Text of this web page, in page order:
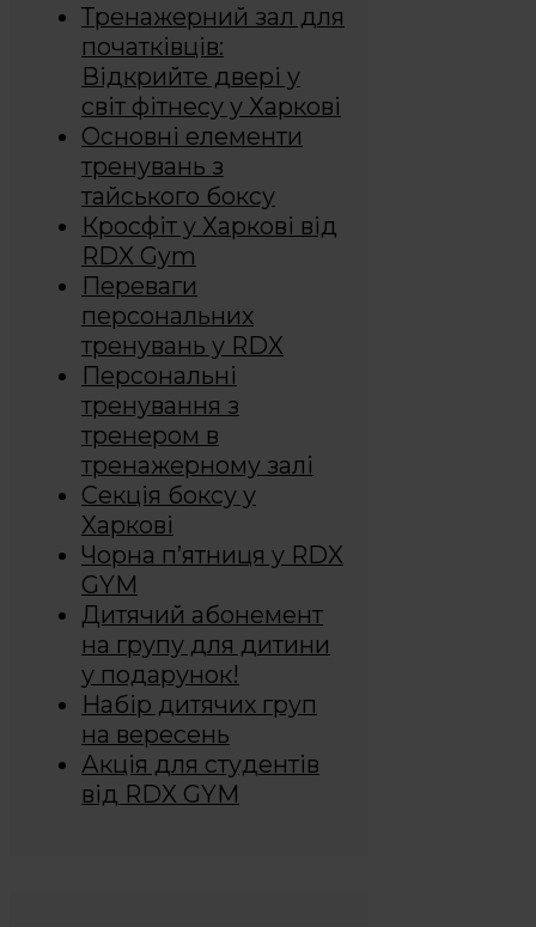
Тренажерний зал для
початківців:
Відкрийте двері у
світ фітнесу у Харкові
Основні елементи
тренувань з
тайського боксу
Кросфіт у Харкові від
RDX Gym
Переваги
персональних
тренувань у RDX
Персональні
тренування з
тренером в
тренажерному залі
Секція боксу у
Харкові
Чорна п’ятниця у RDX
GYM
Дитячий абонемент
на групу для дитини
у подарунок!
Набір дитячих груп
на вересень
Акція для студентів
від RDX GYM